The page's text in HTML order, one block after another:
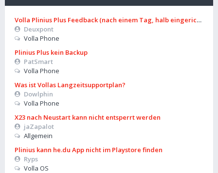
Volla Plinius Plus Feedback (nach einem Tag, halb eingerichtet)
Deuxpont
Volla Phone
Plinius Plus kein Backup
PatSmart
Volla Phone
Was ist Vollas Langzeitsupportplan?
Dowlphin
Volla Phone
X23 nach Neustart kann nicht entsperrt werden
jaZapalot
Allgemein
Plinius kann he.du App nicht im Playstore finden
Ryps
Volla OS